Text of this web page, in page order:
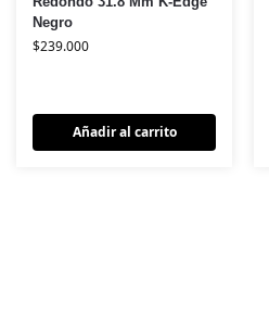
Negro
$239.000
Añadir al carrito